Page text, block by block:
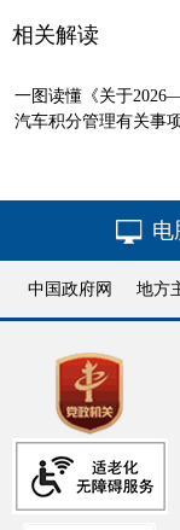
相关解读
一图读懂《关于
汽车积分管理有关事
电
中国政府网 地方